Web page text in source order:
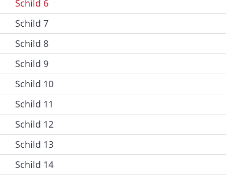
Schild 6
Schild 7
Schild 8
Schild 9
Schild 10
Schild 11
Schild 12
Schild 13
Schild 14